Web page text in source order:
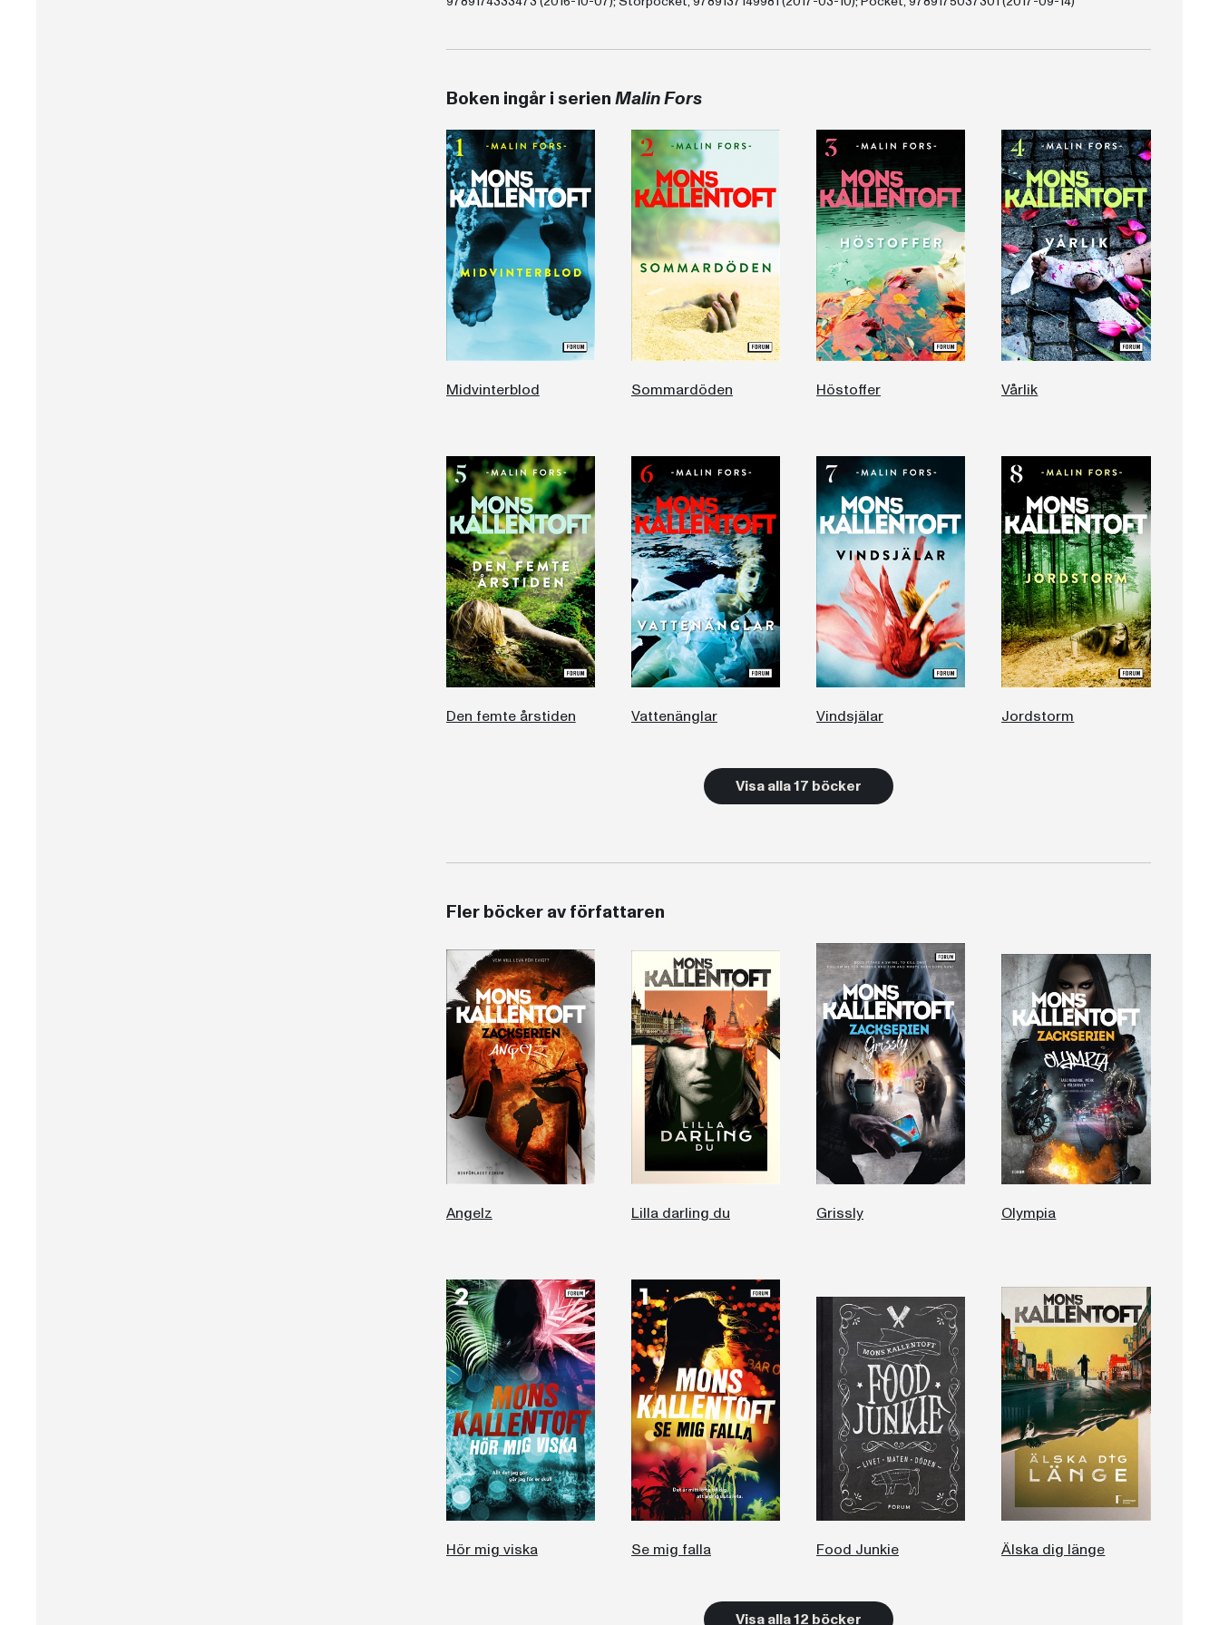
Boken ingår i serienMalin Fors
Midvinterblod Sommardöden Höstoffer Vårlik
Den femte årstiden Vattenänglar Vindsjälar Jordstorm
Visa alla 17 böcker
Fler böcker av författaren
Angelz Lilla darling du Grissly Olympia
Hör mig viska Se mig falla Food Junkie Älska dig länge
Visa alla 12 böcker